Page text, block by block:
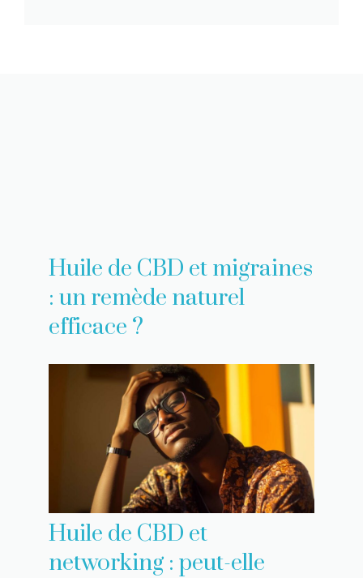
Huile de CBD et migraines
: un remède naturel
efficace ?
Huile de CBD et
networking : peut-elle